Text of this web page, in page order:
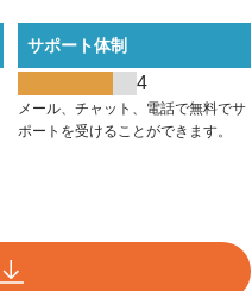
サポート体制
4
メール、チャット、電話で無料でサ
ポートを受けることができます。